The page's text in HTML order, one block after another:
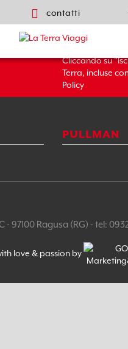
contatti
Cliccando su
Terra, incluse
Policy
PULLMAN
- 97100 Ragusa (RG) - tel:
love & passion by